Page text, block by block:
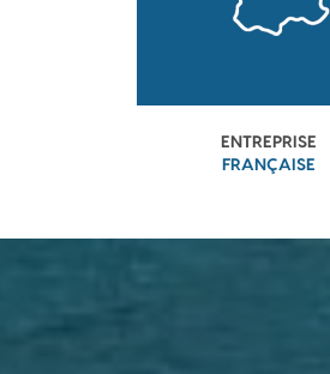
ENTREPRISE
FRANÇAISE